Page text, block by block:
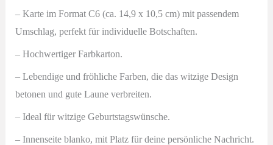
– Karte im Format C6 (ca. 14,9 x 10,5 cm) mit passendem
Umschlag, perfekt für individuelle Botschaften.
– Hochwertiger Farbkarton.
– Lebendige und fröhliche Farben, die das witzige Design
betonen und gute Laune verbreiten.
– Ideal für witzige Geburtstagswünsche.
– Innenseite blanko, mit Platz für deine persönliche Nachricht.